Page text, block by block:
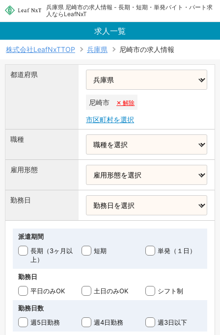
兵庫県 尼崎市の求人情報 - 長期・短期・単発バイト・パート求
人ならLeafNxT
求人一覧
株式会社LeafNxTTOP 兵庫県 尼崎市の求人情報
都道府県
尼崎市 ✕ 解除
市区町村を選択
職種
雇用形態
勤務日
派遣期間
長期（3ヶ月以
上）
短期 単発（１日）
勤務日
平日のみOK
土日のみOK シフト制
勤務日数
週5日勤務
週4日勤務 週3日以下